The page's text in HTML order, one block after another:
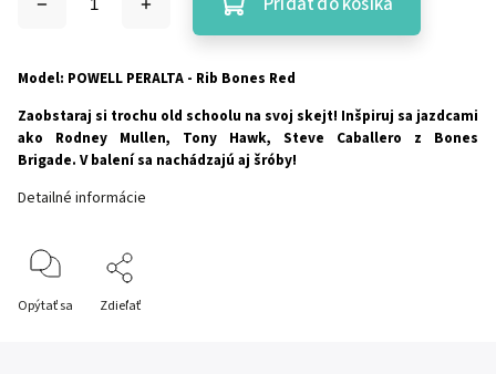
Model: POWELL PERALTA - Rib Bones Red
Zaobstaraj si trochu old schoolu na svoj skejt! Inšpiruj sa jazdcami
ako Rodney Mullen, Tony Hawk, Steve Caballero z Bones
Brigade. V balení sa nachádzajú aj šróby!
Detailné informácie
Opýtať sa Zdieľať